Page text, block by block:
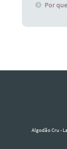
Por
Algodão Cru -